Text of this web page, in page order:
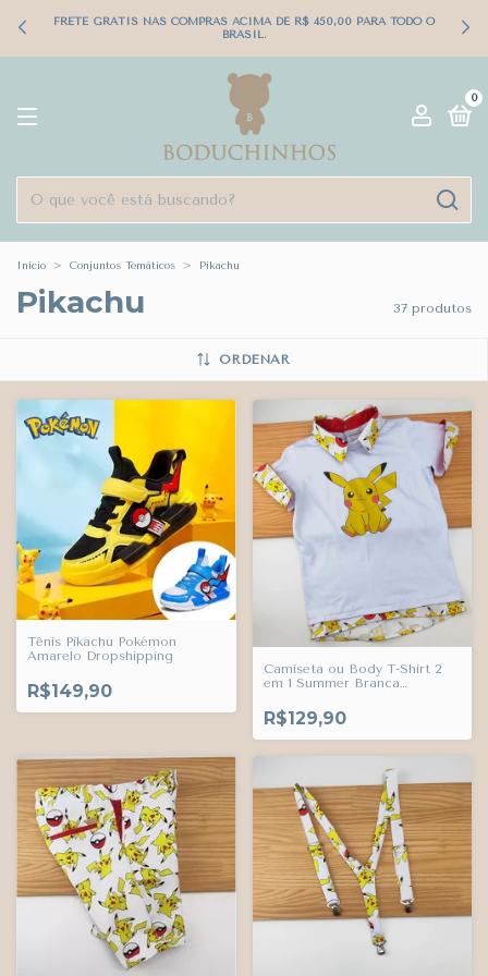
FRETE GRÁTIS NAS COMPRAS ACIMA DE R$ 450,00 PARA TODO O
BRASIL.
0
Início > Conjuntos Temáticos > Pikachu
Pikachu 37 produtos
ORDENAR
Tênis Pikachu Pokémon
Amarelo Dropshipping
R$149,90
Camiseta ou Body T-Shirt 2
em 1 Summer Branca
Infantil Bebê Índigo Trend
R$129,90